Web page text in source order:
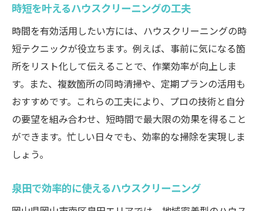
時短を叶えるハウスクリーニングの工夫
時間を有効活用したい方には、ハウスクリーニングの時
短テクニックが役立ちます。例えば、事前に気になる箇
所をリスト化して伝えることで、作業効率が向上しま
す。また、複数箇所の同時清掃や、定期プランの活用も
おすすめです。これらの工夫により、プロの技術と自分
の要望を組み合わせ、短時間で最大限の効果を得ること
ができます。忙しい日々でも、効率的な掃除を実現しま
しょう。
泉田で効率的に使えるハウスクリーニング